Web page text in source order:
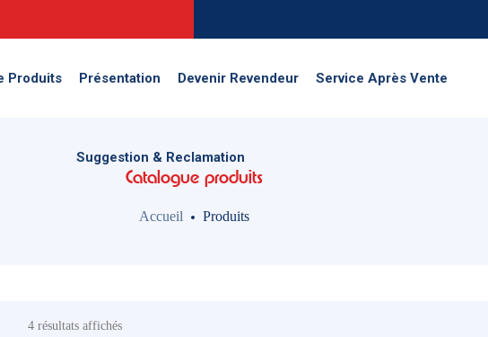
Produits Présentation Devenir Revendeur Service Après Vente
Suggestion & Reclamation
Suggestion & Reclamation
Catalogue produits
Accueil Produits
4 résultats affichés